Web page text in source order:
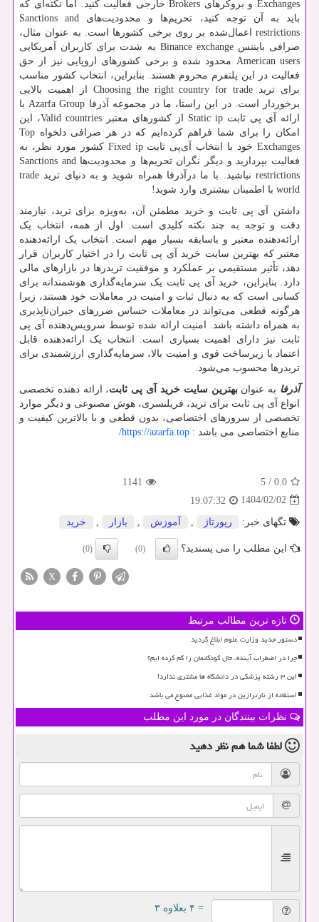
Exchangesو بروکرهای Brokersخارجی فعالیت کنید. اما نکته‌ای که
باید به آن توجه کنید، تحریم‌ها و محدودیت‌های Sanctions and
restrictions اعمال‌شده بر روی برخی کشورها است. به عنوان مثال،
صرافی بایننسBinance exchange به شدت برای کاربران آمریکایی
American users محدود شده و برخی کشورهای اروپایی نیز از حق
فعالیت در این پلتفرم محروم هستند. بنابراین، انتخاب کشور مناسب
برای ترید Choosing the right country for trade از اهمیت بالایی
برخوردار است. در این راستا، ما در مجموعه آذرفا Azarfa Groupبا
ارائه آی‌ پی ثابت Static ip از کشورهای معتبر Valid countries، این
امکان را برای شما فراهم کرده‌ایم که در هر صرافی دلخواه Top
Exchangesخود با انتخاب آی‌پی ثابتFixed ip کشور مورد نظر، به
فعالیت بپردازید و دیگر نگران تحریم‌ها و محدودیت‌هاSanctions and
restrictions نباشید. با ما درآذرفا همراه شوید و به دنیای ترید trade
world با اطمینان بیشتری وارد شوید!
داشتن آی پی ثابت و خرید مطمئن آن، به‌ویژه برای ترید، نیازمند
دقت و توجه به چند نکته کلیدی است. اول از همه، انتخاب یک
ارائه‌دهنده معتبر و باسابقه بسیار مهم است. انتخاب یک ارائه‌دهنده
معتبر که بهترین سایت خرید آی پی ثابت را در اختیار کاربران قرار
دهد، تأثیر مستقیمی بر عملکرد و موفقیت تریدرها در بازارهای مالی
دارد. بنابراین، خرید آی پی ثابت یک سرمایه‌گذاری هوشمندانه برای
کسانی است که به دنبال ثبات و امنیت در معاملات خود هستند، زیرا
هرگونه قطعی می‌تواند در معاملات حساس ضررهای جبران‌ناپذیری
به همراه داشته باشد. امنیت ارائه شده توسط سرویس‌دهنده آی پی
ثابت نیز دارای اهمیت بسیاری است. انتخاب یک ارائه‌دهنده قابل
اعتماد با زیرساخت قوی و امنیت بالا، سرمایه‌گذاری ارزشمندی برای
تریدرها محسوب می‌شود.
آذرفا به عنوانبهترین سایت خرید آی پی ثابت، ارائه دهنده تخصصی
انواع آی پی ثابت برای ترید، فریلنسری، هوش مصنوعی و دیگر موارد
تخصصی از سرورهای اختصاصی، بدون قطعی و با بالاترین کیفیت و
منابع اختصاصی می باشد : https://azarfa.top
/
0.0
/
5
1141
1404/02/02
19:07:32
تگهای خبر:
رپورتاژ , آموزش , بازار , خرید
این مطلب را می پسندید؟ (0)
(0)
X
تازه ترین مطالب مرتبط
دستور جدید وزارت علوم ابلاغ گردید
چرا در اضطراب آینده، حال کودکانمان را گم کرده ایم؟
این ۳ رشته پزشکی در دانشگاه ها مشتری ندارد!
استفاده از تارترازین در مواد غذایی ممنوع می باشد
نظرات بینندگان در مورد این مطلب
لطفا شما همنظر دهید
= ۴ بعلاوه ۳